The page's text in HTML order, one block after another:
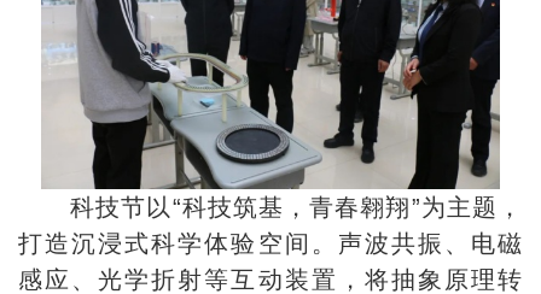
科技节以“科技筑基，青春翱翔”为主题，
打造沉浸式科学体验空间。声波共振、电磁
感应、光学折射等互动装置，将抽象原理转